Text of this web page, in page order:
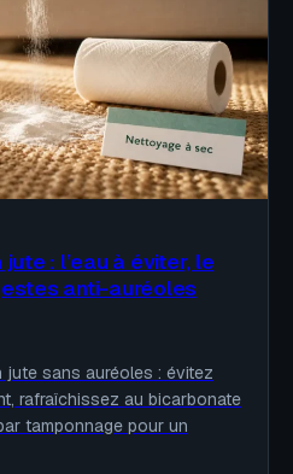
: l’eau à éviter, le
anti-auréoles
sans auréoles : évitez
rafraîchissez au bicarbonate
tamponnage pour un